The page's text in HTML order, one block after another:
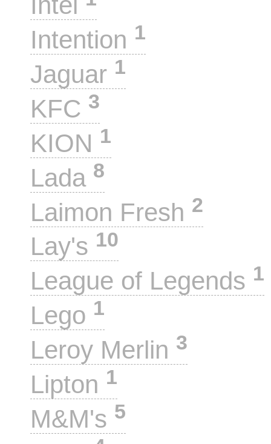
Intention 1
Jaguar 1
KFC 3
KION 1
Lada 8
Laimon Fresh 2
Lay's 10
League of Legends 1
Lego 1
Leroy Merlin 3
Lipton 1
M&M's 5